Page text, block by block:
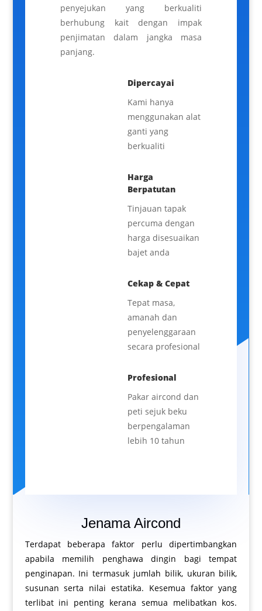
penyejukan yang berkualiti
berhubung kait dengan impak
penjimatan dalam jangka masa
panjang.
Dipercayai
Kami hanya
menggunakan alat
ganti yang
berkualiti
Harga
Berpatutan
Tinjauan tapak
percuma dengan
harga disesuaikan
bajet anda
Cekap & Cepat
Tepat masa,
amanah dan
penyelenggaraan
secara profesional
Profesional
Pakar aircond dan
peti sejuk beku
berpengalaman
lebih 10 tahun
Jenama Aircond
Terdapat beberapa faktor perlu dipertimbangkan
apabila memilih penghawa dingin bagi tempat
penginapan. Ini termasuk jumlah bilik, ukuran bilik,
susunan serta nilai estatika. Kesemua faktor yang
terlibat ini penting kerana semua melibatkan kos.